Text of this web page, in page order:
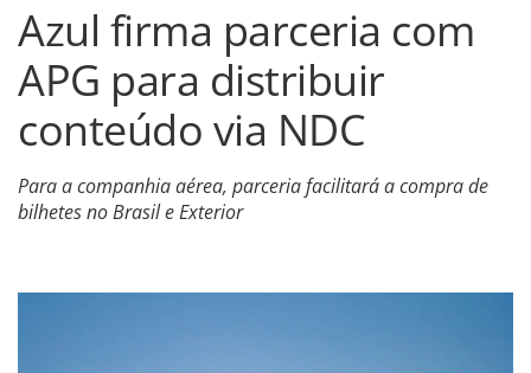
Azul firma parceria com
APG para distribuir
conteúdo via NDC
Para a companhia aérea, parceria facilitará a compra de
bilhetes no Brasil e Exterior